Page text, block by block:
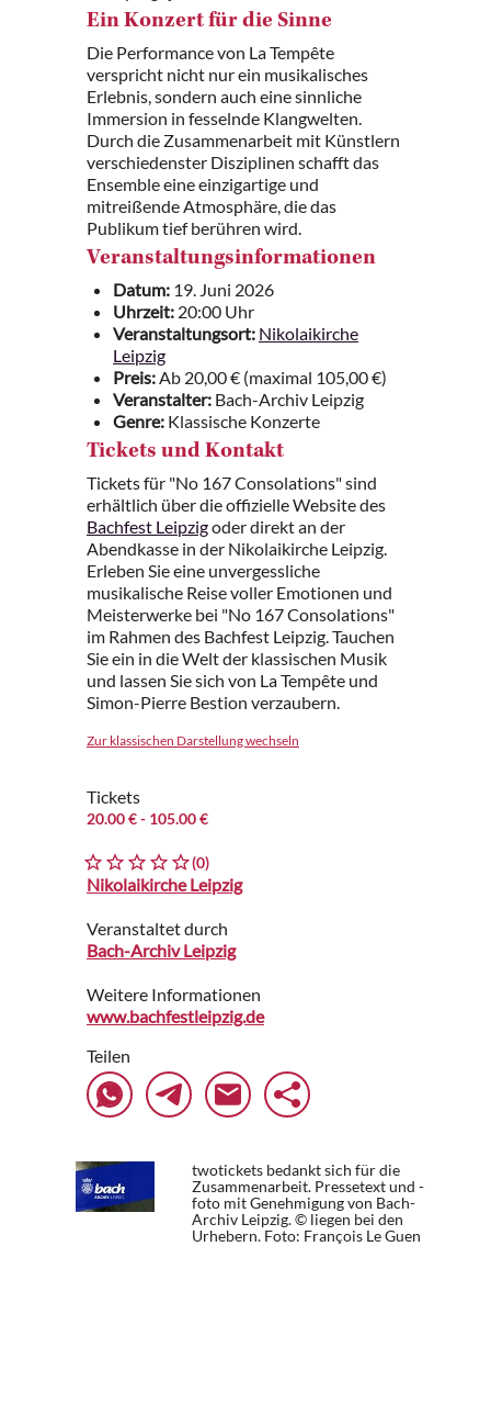
Ein Konzert für die Sinne
Die Performance von La Tempête
verspricht nicht nur ein musikalisches
Erlebnis, sondern auch eine sinnliche
Immersion in fesselnde Klangwelten.
Durch die Zusammenarbeit mit Künstlern
verschiedenster Disziplinen schafft das
Ensemble eine einzigartige und
mitreißende Atmosphäre, die das
Publikum tief berühren wird.
Veranstaltungsinformationen
Datum: 19. Juni 2026
Uhrzeit: 20:00 Uhr
Veranstaltungsort: Nikolaikirche
Leipzig
Preis:Ab 20,00 € (maximal 105,00 €)
Veranstalter: Bach-Archiv Leipzig
Genre: Klassische Konzerte
Tickets und Kontakt
Tickets für "No 167 Consolations" sind
erhältlich über die offizielle Website des
Bachfest Leipzigoder direkt an der
Abendkasse in der Nikolaikirche Leipzig.
Erleben Sie eine unvergessliche
musikalische Reise voller Emotionen und
Meisterwerke bei "No 167 Consolations"
im Rahmen des Bachfest Leipzig. Tauchen
Sie ein in die Welt der klassischen Musik
und lassen Sie sich von La Tempête und
Simon-Pierre Bestion verzaubern.
Zur klassischen Darstellung wechseln
Tickets
20.00 €- 105.00 €
(0)
Nikolaikirche Leipzig
Veranstaltet durch
Bach-Archiv Leipzig
Weitere Informationen
www.bachfestleipzig.de
Teilen
twotickets bedankt sich für die
Zusammenarbeit. Pressetext und -
foto mit Genehmigung von Bach-
Archiv Leipzig. © liegen bei den
Urhebern. Foto: François Le Guen